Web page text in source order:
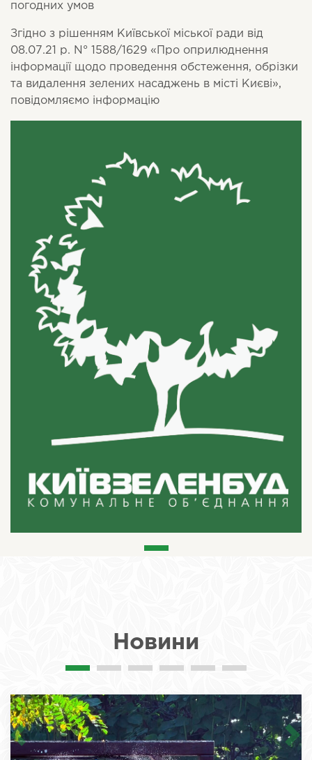
погодних умов
Згідно з рішенням Київської міської ради від
08.07.21 р. N° 1588/1629 «Про оприлюднення
інформації щодо проведення обстеження, обрізки
та видалення зелених насаджень в місті Києві»,
повідомляємо інформацію
Новини